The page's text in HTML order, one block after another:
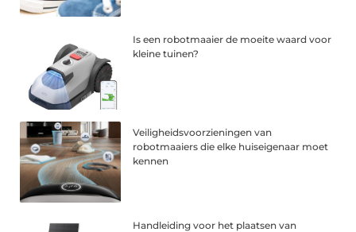
Is een robotmaaier de moeite waard voor
kleine tuinen?
Veiligheidsvoorzieningen van
robotmaaiers die elke huiseigenaar moet
kennen
Handleiding voor het plaatsen van